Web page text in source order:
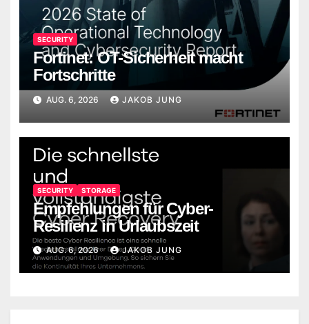
SECURITY
Fortinet: OT-Sicherheit macht
Fortschritte
AUG. 6, 2026 JAKOB JUNG
SECURITY STORAGE
Empfehlungen für Cyber-
Resilienz in Urlaubszeit
AUG. 6, 2026 JAKOB JUNG